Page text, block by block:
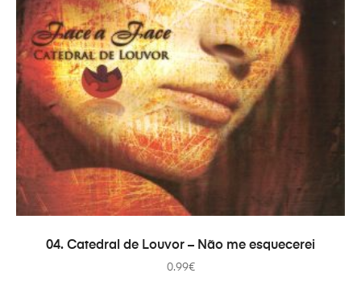
ADICIONAR
04. Catedral de Louvor – Não me esquecerei
0.99€